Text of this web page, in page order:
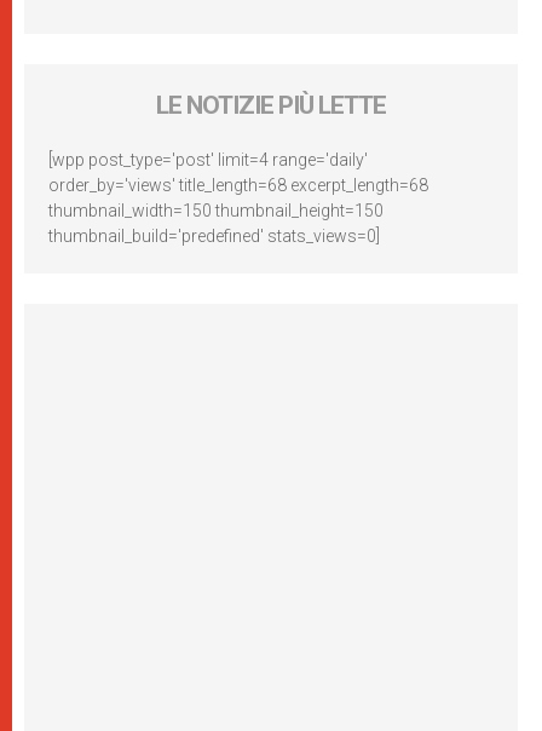
LE NOTIZIE PIÙ LETTE
[wpp post_type='post' limit=4 range='daily'
order_by='views' title_length=68 excerpt_length=68
thumbnail_width=150 thumbnail_height=150
thumbnail_build='predefined' stats_views=0]